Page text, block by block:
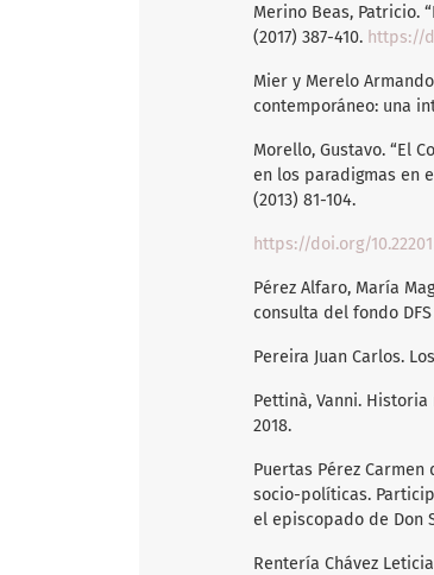
Merino Beas, Patricio.
(2017) 387-410. https://
Mier y Merelo
contemporáneo: una
Morello, Gustavo. “El
en los paradigmas en
(2013) 81-104.
https://doi.org/
Pérez Alfaro, María
consulta del fondo DFS
Pereira Juan Carlos.
Pettinà, Vanni.
2018.
Puertas Pérez
socio-políticas.
el episcopado de Don
Rentería Chávez